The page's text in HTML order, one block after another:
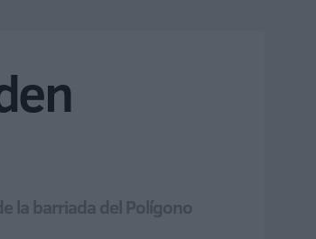
la barriada del Polígono